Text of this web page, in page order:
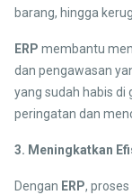
barang, hingga
ERP membantu
dan pengawasan
yang sudah habis
peringatan dan
3. Meningkatkan
Dengan ERP,